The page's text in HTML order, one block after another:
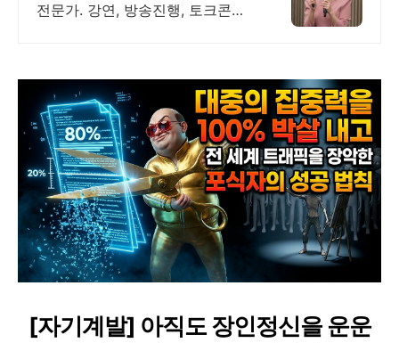
전문가. 강연, 방송진행, 토크콘서
[자기계발] 아직도 장인정신을 운운